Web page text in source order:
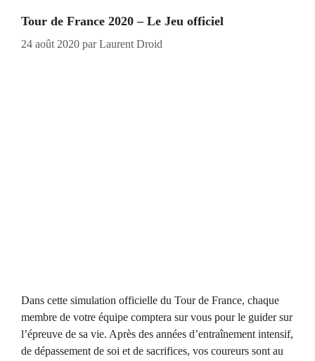
Tour de France 2020 – Le Jeu officiel
24 août 2020 parLaurent Droid
Dans cette simulation officielle du Tour de France, chaque
membre de votre équipe comptera sur vous pour le guider sur
l’épreuve de sa vie. Après des années d’entraînement intensif,
de dépassement de soi et de sacrifices, vos coureurs sont au